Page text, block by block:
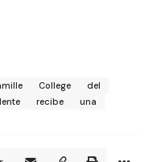
College
del
recibe una